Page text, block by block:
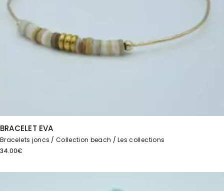
BRACELET EVA
Bracelets joncs Collection beach
Les collections
34.00€